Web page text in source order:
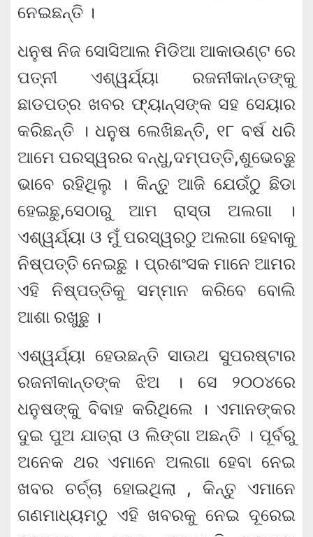
ନେଇଛନ୍ତି ।
ଧନୁଷ ନିଜ ସୋସିଆଲ ମିଡିଆ ଆକାଉଣ୍ଟ ରେ
ପତ୍ନୀ ଏଶ୍ୱର୍ଯ୍ୟା ରଜନୀକାନ୍ତଙ୍କୁ
ଛାଡପତ୍ର ଖବର ଫ୍ୟାନ୍ସଙ୍କ ସହ ସେୟାର
କରିଛନ୍ତି । ଧନୁଷ ଲେଖିଛନ୍ତି, ୧୮ ବର୍ଷ ଧରି
ଆମେ ପରସ୍ୱରର ବନ୍ଧୁ,ଦମ୍ପତ୍ତି,ଶୁଭେଚ୍ଛୁ
ଭାବେ ରହିଥିଲୁ । କିନ୍ତୁ ଆଜି ଯେଉଁଠୁ ଛିଡା
ହେଇଛୁ,ସେଠାରୁ ଆମ ରାସ୍ତା ଅଲଗା ।
ଏଶ୍ୱର୍ଯ୍ୟା ଓ ମୁଁ ପରସ୍ୱରଠୁ ଅଲଗା ହେବାକୁ
ନିଷ୍ପତ୍ତି ନେଇଛୁ । ପ୍ରଶଂସକ ମାନେ ଆମର
ଏହି ନିଷ୍ପତ୍ତିକୁ ସମ୍ମାନ କରିବେ ବୋଲି
ଆଶା ରଖୁଛୁ ।
ଏଶ୍ୱର୍ଯ୍ୟା ହେଉଛନ୍ତି ସାଉଥ ସୁପରଷ୍ଟାର
ରଜନୀକାନ୍ତଙ୍କ ଝିଅ । ସେ ୨୦୦୪ରେ
ଧନୁଷଙ୍କୁ ବିବାହ କରିଥିଲେ । ଏମାନଙ୍କର
ଦୁଇ ପୁଅ ଯାତ୍ରା ଓ ଲିଙ୍ଗା ଅଛନ୍ତି । ପୂର୍ବରୁ
ଅନେକ ଥର ଏମାନେ ଅଲଗା ହେବା ନେଇ
ଖବର ଚର୍ଚ୍ଚା ହୋଇଥିଲା , କିନ୍ତୁ ଏମାନେ
ଗଣମାଧ୍ୟମଠୁ ଏହି ଖବରକୁ ନେଇ ଦୂରେଇ